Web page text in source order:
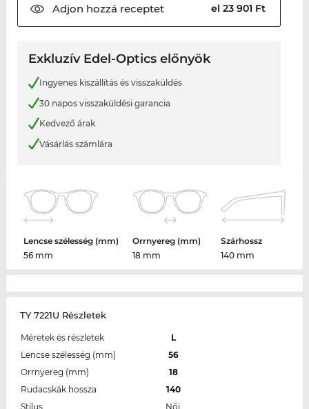
Adjon hozzá receptet el 23 901 Ft
Exkluzív Edel-Optics előnyök
Ingyenes kiszállítás és visszaküldés
30 napos visszaküldési garancia
Kedvező árak
Vásárlás számlára
Lencse szélesség (mm)
56 mm
Orrnyereg (mm)
18 mm
Szárhossz
140 mm
TY 7221U Részletek
Méretek és részletek
L
Lencse szélesség (mm)
56
Orrnyereg (mm)
18
Rudacskák hossza
140
Stílus
Női